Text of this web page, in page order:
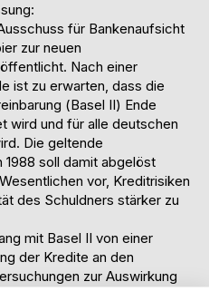
für Bankenaufsicht
zur neuen
Nach einer
ist zu erwarten, dass die
(Basel II) Ende
wird und für alle deutschen
Die geltende
1988 soll damit abgelöst
vor, Kreditrisiken
des Schuldners stärker zu
mit Basel II von einer
der Kredite an den
zur Auswirkung